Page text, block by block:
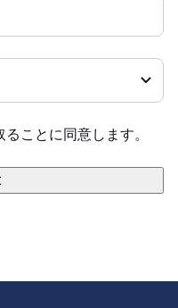
ことに同意します。